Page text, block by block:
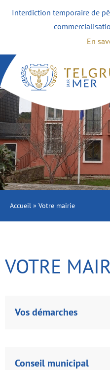
Interdiction temporaire de
En
Accueil » Votre mairie
VOTRE
Vos démarches
Conseil municipal